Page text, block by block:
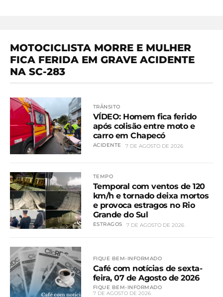
MOTOCICLISTA MORRE E MULHER
FICA FERIDA EM GRAVE ACIDENTE
NA SC-283
TRÂNSITO
VÍDEO: Homem fica ferido
após colisão entre moto e
carro em Chapecó
ACIDENTE 7 DE AGOSTO DE 2026
TEMPO
Temporal com ventos de 120
km/h e tornado deixa mortos
e provoca estragos no Rio
Grande do Sul
ESTRAGOS 7 DE AGOSTO DE 2026
FIQUE BEM-INFORMADO
Café com notícias de sexta-
feira, 07 de Agosto de 2026
FIQUE BEM-INFORMADO
7 DE AGOSTO DE 2026